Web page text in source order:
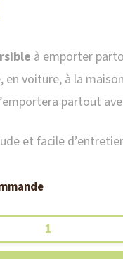
à emporter
en voiture, à la
partout
et facile